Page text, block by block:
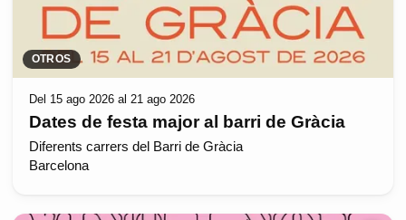
OTROS
Del 15 ago 2026 al 21 ago 2026
Dates de festa major al barri de Gràcia
Diferents carrers del Barri de Gràcia
Barcelona